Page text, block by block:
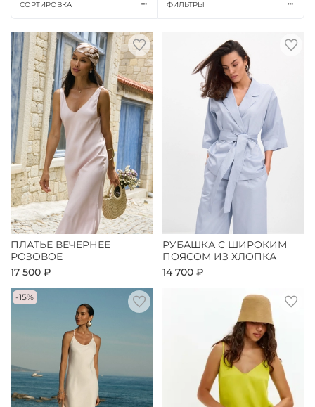
СОРТИРОВКА ФИЛЬТРЫ
ПЛАТЬЕ ВЕЧЕРНЕЕ
РОЗОВОЕ
17 500 ₽
РУБАШКА С ШИРОКИМ
ПОЯСОМ ИЗ ХЛОПКА
14 700 ₽
-15%